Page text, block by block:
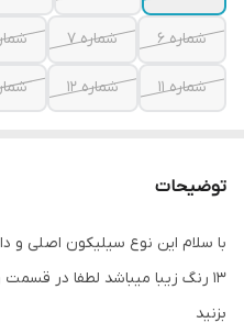
شماره 6 شماره 7
شماره 11 شماره 12
توضیحات
با سلام این نوع سیلیکون اصلی و
13 رنگ زیبا میباشد لطفا در
بزنید